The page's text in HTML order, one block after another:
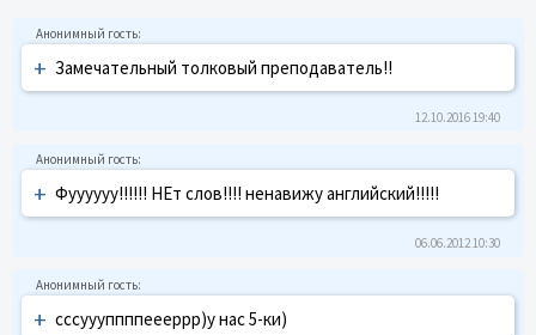
+ Замечательный толковый преподаватель!!
12.10.2016 19:40
+ Фуууууу!!!!!! НЕт слов!!!! ненавижу английский!!!!!
06.06.2012 10:30
+ сссуууппппеееррр)у нас 5-ки)